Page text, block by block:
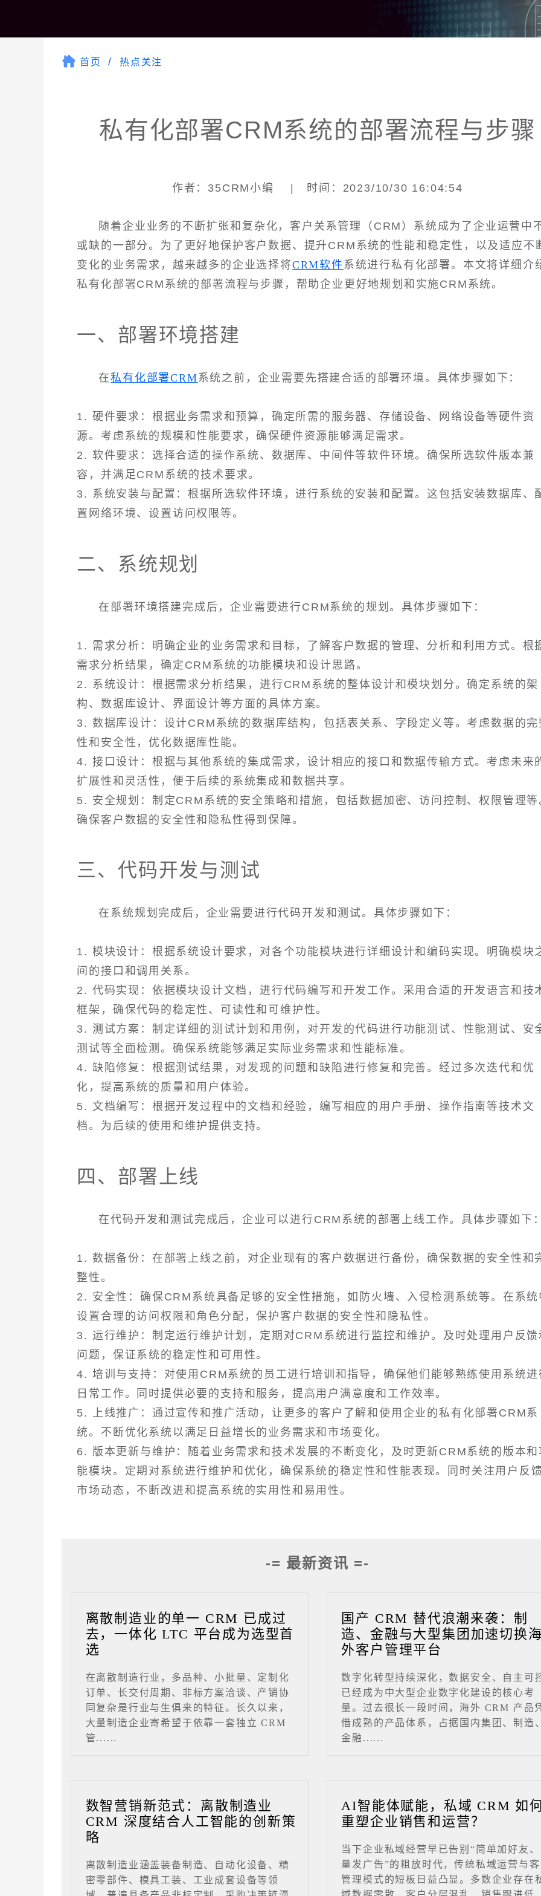
首页 热点关注
私有化部署CRM系统的部署流程与步骤
作者：35CRM小编 | 时间：2023/10/30 16:04:54
随着企业业务的不断扩张和复杂化，客户关系管理（CRM）系统成为了企业运营中
或缺的一部分。为了更好地保护客户数据、提升CRM系统的性能和稳定性，以及适应不
变化的业务需求，越来越多的企业选择将CRM软件 系统进行私有化部署。本文将详细介
私有化部署CRM系统的部署流程与步骤，帮助企业更好地规划和实施CRM系统。
一、部署环境搭建
在私有化部署CRM 系统之前，企业需要先搭建合适的部署环境。具体步骤如下：
1. 硬件要求：根据业务需求和预算，确定所需的服务器、存储设备、网络设备等硬件资
源。考虑系统的规模和性能要求，确保硬件资源能够满足需求。
2. 软件要求：选择合适的操作系统、数据库、中间件等软件环境。确保所选软件版本兼
容，并满足CRM系统的技术要求。
3. 系统安装与配置：根据所选软件环境，进行系统的安装和配置。这包括安装数据库、
置网络环境、设置访问权限等。
二、系统规划
在部署环境搭建完成后，企业需要进行CRM系统的规划。具体步骤如下：
1. 需求分析：明确企业的业务需求和目标，了解客户数据的管理、分析和利用方式。根
需求分析结果，确定CRM系统的功能模块和设计思路。
2. 系统设计：根据需求分析结果，进行CRM系统的整体设计和模块划分。确定系统的架
构、数据库设计、界面设计等方面的具体方案。
3. 数据库设计：设计CRM系统的数据库结构，包括表关系、字段定义等。考虑数据的完
性和安全性，优化数据库性能。
4. 接口设计：根据与其他系统的集成需求，设计相应的接口和数据传输方式。考虑未来
扩展性和灵活性，便于后续的系统集成和数据共享。
5. 安全规划：制定CRM系统的安全策略和措施，包括数据加密、访问控制、权限管理等
确保客户数据的安全性和隐私性得到保障。
三、代码开发与测试
在系统规划完成后，企业需要进行代码开发和测试。具体步骤如下：
1. 模块设计：根据系统设计要求，对各个功能模块进行详细设计和编码实现。明确模块
间的接口和调用关系。
2. 代码实现：依据模块设计文档，进行代码编写和开发工作。采用合适的开发语言和技
框架，确保代码的稳定性、可读性和可维护性。
3. 测试方案：制定详细的测试计划和用例，对开发的代码进行功能测试、性能测试、安
测试等全面检测。确保系统能够满足实际业务需求和性能标准。
4. 缺陷修复：根据测试结果，对发现的问题和缺陷进行修复和完善。经过多次迭代和优
化，提高系统的质量和用户体验。
5. 文档编写：根据开发过程中的文档和经验，编写相应的用户手册、操作指南等技术文
档。为后续的使用和维护提供支持。
四、部署上线
在代码开发和测试完成后，企业可以进行CRM系统的部署上线工作。具体步骤如下：
1. 数据备份：在部署上线之前，对企业现有的客户数据进行备份，确保数据的安全性和
整性。
2. 安全性：确保CRM系统具备足够的安全性措施，如防火墙、入侵检测系统等。在系统
设置合理的访问权限和角色分配，保护客户数据的安全性和隐私性。
3. 运行维护：制定运行维护计划，定期对CRM系统进行监控和维护。及时处理用户反馈
问题，保证系统的稳定性和可用性。
4. 培训与支持：对使用CRM系统的员工进行培训和指导，确保他们能够熟练使用系统进
日常工作。同时提供必要的支持和服务，提高用户满意度和工作效率。
5. 上线推广：通过宣传和推广活动，让更多的客户了解和使用企业的私有化部署CRM系
统。不断优化系统以满足日益增长的业务需求和市场变化。
6. 版本更新与维护：随着业务需求和技术发展的不断变化，及时更新CRM系统的版本和
能模块。定期对系统进行维护和优化，确保系统的稳定性和性能表现。同时关注用户反
市场动态，不断改进和提高系统的实用性和易用性。
-= 最新资讯 =-
离散制造业的单一 CRM 已成过
去，一体化 LTC 平台成为选型首
选
在离散制造行业，多品种、小批量、定制化
订单、长交付周期、非标方案洽谈、产销协
同复杂是行业与生俱来的特征。长久以来，
大量制造企业寄希望于依靠一套独立 CRM
管......
国产 CRM 替代浪潮来袭：制
造、金融与大型集团加速切换海
外客户管理平台
数字化转型持续深化，数据安全、自主可
已经成为中大型企业数字化建设的核心考
量。过去很长一段时间，海外 CRM 产品
借成熟的产品体系，占据国内集团、制造、
金融......
数智营销新范式：离散制造业
CRM 深度结合人工智能的创新策
略
离散制造业涵盖装备制造、自动化设备、精
密零部件、模具工装、工业成套设备等领
AI智能体赋能，私域 CRM 如
重塑企业销售和运营？
当下企业私域经营早已告别“简单加好友
量发广告”的粗放时代，传统私域运营与客
管理模式的短板日益凸显。多数企业存在